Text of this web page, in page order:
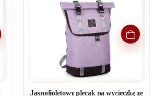
Jasnofioletowy plecak na wycieczkę ze